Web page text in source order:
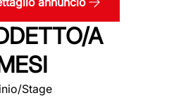
A
Stage